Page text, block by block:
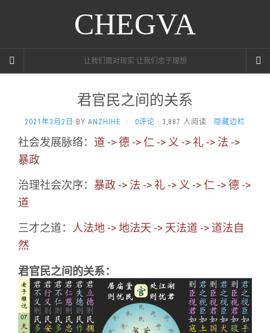
CHEGVA
让我们面对现实 让我们忠于理想
君官民之间的关系
2021年3月2日 BY ANZHIHE · 0评论 · 3,887 人阅读 · 隐藏边栏
社会发展脉络： 道 -> 德 -> 仁 -> 义 -> 礼 -> 法 ->
暴政
治理社会次序： 暴政 -> 法 -> 礼 -> 义 -> 仁 -> 德 ->
道
三才之道： 人法地 -> 地法天 -> 天法道 -> 道法自
然
君官民之间的关系：